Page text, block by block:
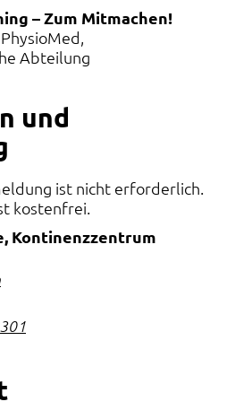
– Zum Mitmachen!
Abteilung
und
ist nicht erforderlich.
kostenfrei.
Kontinenzzentrum